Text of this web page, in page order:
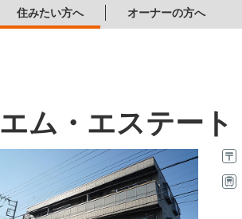
住みたい方へ オーナーの方へ
エム・エステート